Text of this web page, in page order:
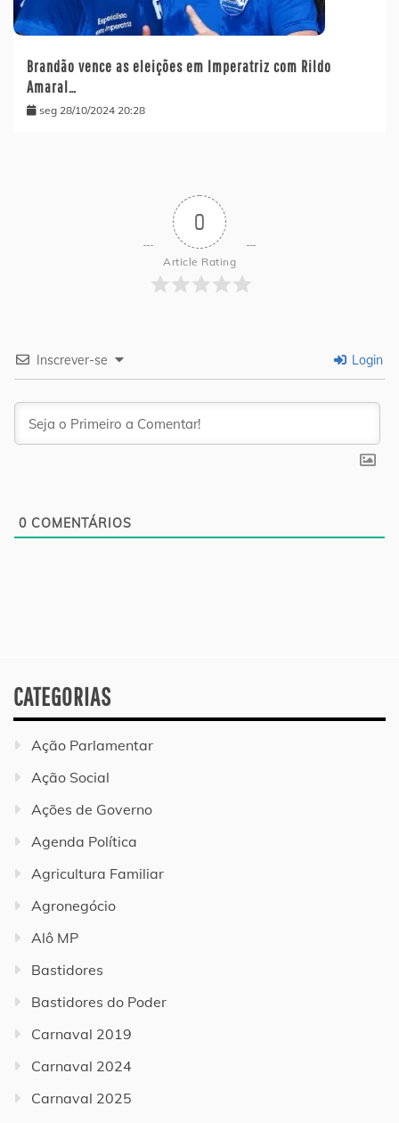
Brandão vence as eleições em Imperatriz com Rildo
Amaral…
seg 28/10/2024 20:28
0
Article Rating
Inscrever-se Login
0 COMENTÁRIOS
CATEGORIAS
Ação Parlamentar
Ação Social
Ações de Governo
Agenda Política
Agricultura Familiar
Agronegócio
Alô MP
Bastidores
Bastidores do Poder
Carnaval 2019
Carnaval 2024
Carnaval 2025